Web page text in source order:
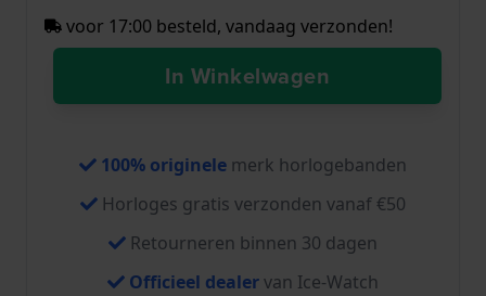
voor 17:00 besteld, vandaag verzonden!
In Winkelwagen
100% originele merk horlogebanden
Horloges gratis verzonden vanaf €50
Retourneren binnen 30 dagen
Officieel dealervan Ice-Watch